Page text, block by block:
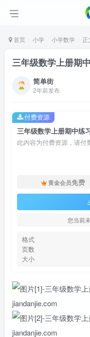
首页 小学 小学数学 正
三年级数学上册期
简单街
2年前发布
三年级数学上册期中练
此内容为付费资源，请付
黄金会员免费
您当前
格式
页数
大小
付费资源